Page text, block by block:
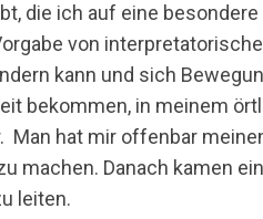
die ich auf eine
von
kann und sich
bekommen, in meinem
Man hat mir offenbar
machen. Danach kamen
leiten.